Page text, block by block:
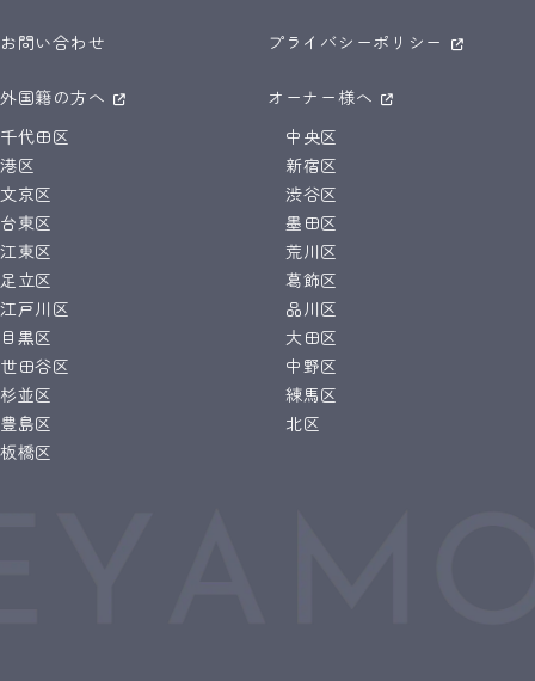
お問い合わせ プライバシーポリシー
外国籍の方へ
オーナー様へ
千代田区
中央区
港区
新宿区
文京区
渋谷区
台東区
墨田区
江東区
荒川区
足立区
葛飾区
江戸川区
品川区
目黒区
大田区
世田谷区
中野区
杉並区
練馬区
豊島区
北区
板橋区